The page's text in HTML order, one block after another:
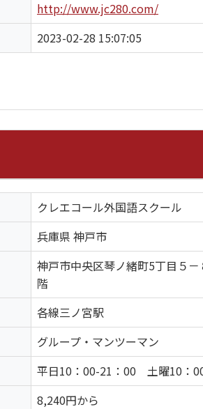
http://www.jc280.com/
2023-02-28 15:07:05
クレエコール外国語スクール
兵庫県 神戸市
神戸市中央区琴ノ緒町5丁目５
階
各線三ノ宮駅
グループ・マンツーマン
平日10：00-21：00 土曜10：
8,240円から